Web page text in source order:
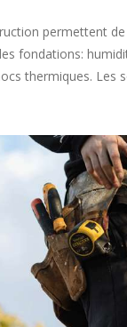
permettent
fondations:
thermiques. Les